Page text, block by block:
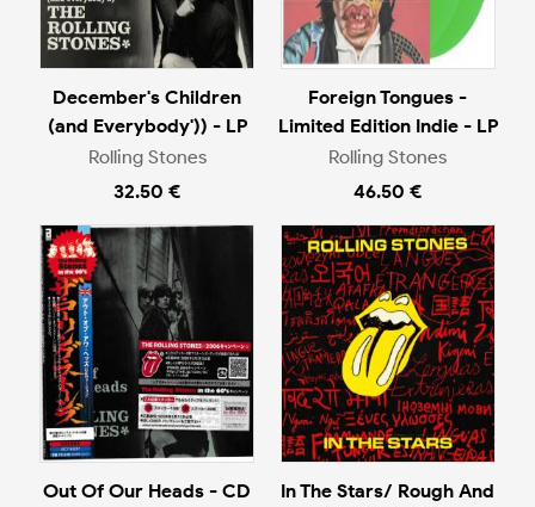
December's Children
(and Everybody')) - LP
Rolling Stones
32.50 €
Foreign Tongues -
Limited Edition Indie - LP
Rolling Stones
46.50 €
Out Of Our Heads - CD
In The Stars/ Rough And